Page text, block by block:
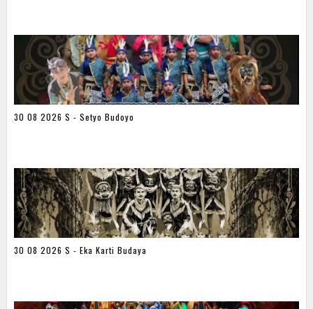
30 08 2026 S - Setyo Budoyo
30 08 2026 S - Eka Karti Budaya